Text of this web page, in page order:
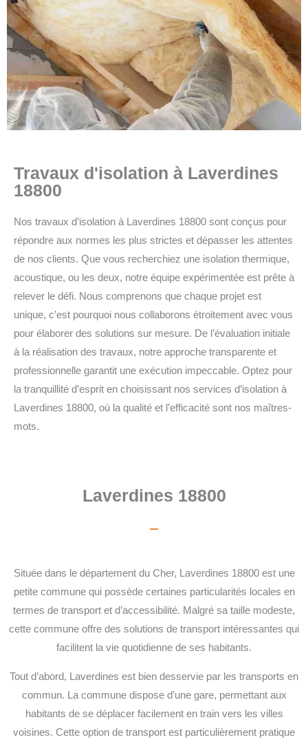
Travaux d'isolation à Laverdines
18800
Nos travaux d’isolation à Laverdines 18800 sont conçus pour
répondre aux normes les plus strictes et dépasser les attentes
de nos clients. Que vous recherchiez une isolation thermique,
acoustique, ou les deux, notre équipe expérimentée est prête à
relever le défi. Nous comprenons que chaque projet est
unique, c’est pourquoi nous collaborons étroitement avec vous
pour élaborer des solutions sur mesure. De l’évaluation initiale
à la réalisation des travaux, notre approche transparente et
professionnelle garantit une exécution impeccable. Optez pour
la tranquillité d’esprit en choisissant nos services d’isolation à
Laverdines 18800, où la qualité et l’efficacité sont nos maîtres-
mots.
Laverdines 18800
Située dans le département du Cher, Laverdines 18800 est une
petite commune qui possède certaines particularités locales en
termes de transport et d’accessibilité. Malgré sa taille modeste,
cette commune offre des solutions de transport intéressantes qui
facilitent la vie quotidienne de ses habitants.
Tout d’abord, Laverdines est bien desservie par les transports en
commun. La commune dispose d’une gare, permettant aux
habitants de se déplacer facilement en train vers les villes
voisines. Cette option de transport est particulièrement pratique